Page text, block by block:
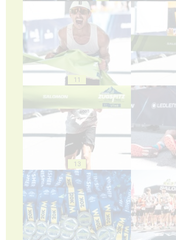
11
13